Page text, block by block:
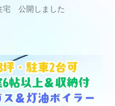
宅 公開しました